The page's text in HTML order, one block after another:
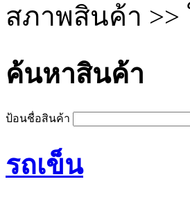
สภาพสินค้า >>
ค้นหาสินค้า
ป้อนชื่อสินค้า
รถเข็น